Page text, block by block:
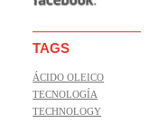
TAGS
ÁCIDO OLEICO
TECNOLOGÍA
TECHNOLOGY